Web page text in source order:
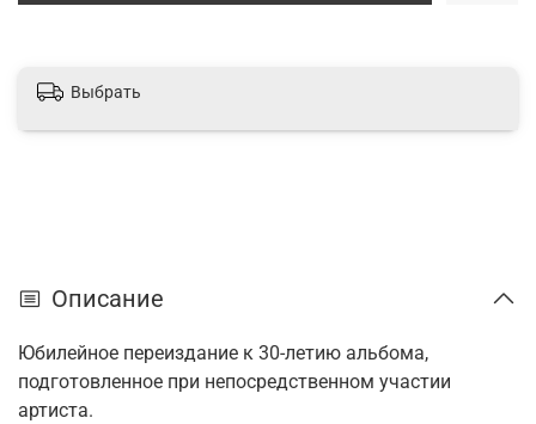
Выбрать
Описание
Юбилейное переиздание к 30-летию альбома,
подготовленное при непосредственном участии
артиста.